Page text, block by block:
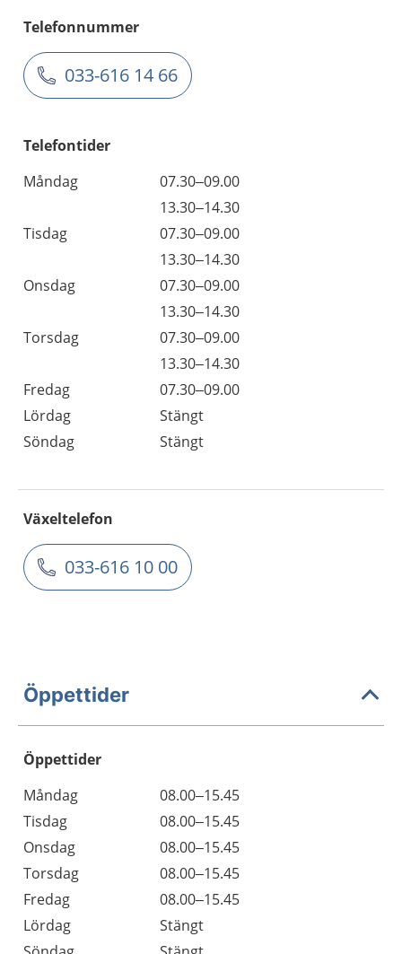
Telefonnummer
033-616 14 66
Telefontider
Måndag
07.30–09.00
13.30–14.30
Tisdag
07.30–09.00
13.30–14.30
Onsdag
07.30–09.00
13.30–14.30
Torsdag
07.30–09.00
13.30–14.30
Fredag
07.30–09.00
Lördag
Stängt
Söndag
Stängt
Växeltelefon
033-616 10 00
Öppettider
Öppettider
Dag
Öppettider
Kommentarer
Måndag
08.00–15.45
Tisdag
08.00–15.45
Onsdag
08.00–15.45
Torsdag
08.00–15.45
Fredag
08.00–15.45
Lördag
Stängt